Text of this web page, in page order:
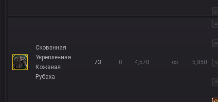
Скованная
Укрепленная
Кожаная
Рубаха
73 0 4,570 ∞ 5,850